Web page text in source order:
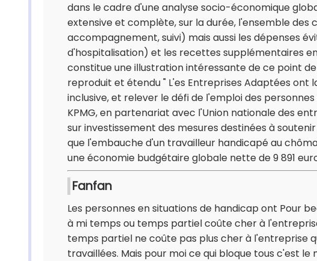
dans le cadre d'une analyse socio-économique
extensive et complète, sur la durée, l'ensemble des
accompagnement, suivi) mais aussi les dépenses
d'hospitalisation) et les recettes supplémentaires
constitue une illustration intéressante de ce point
reproduit et étendu " L'es Entreprises Adaptées
inclusive, et relever le défi de l'emploi des
KPMG, en partenariat avec l'Union nationale des
sur investissement des mesures destinées à
que l'embauche d'un travailleur handicapé au
une économie budgétaire globale nette de 9 891
Fanfan
Les personnes en situations de handicap ont Pour
à mi temps ou temps partiel coûte cher à
temps partiel ne coûte pas plus cher à l'entreprise
travaillées. Mais pour moi ce qui bloque tous c'est